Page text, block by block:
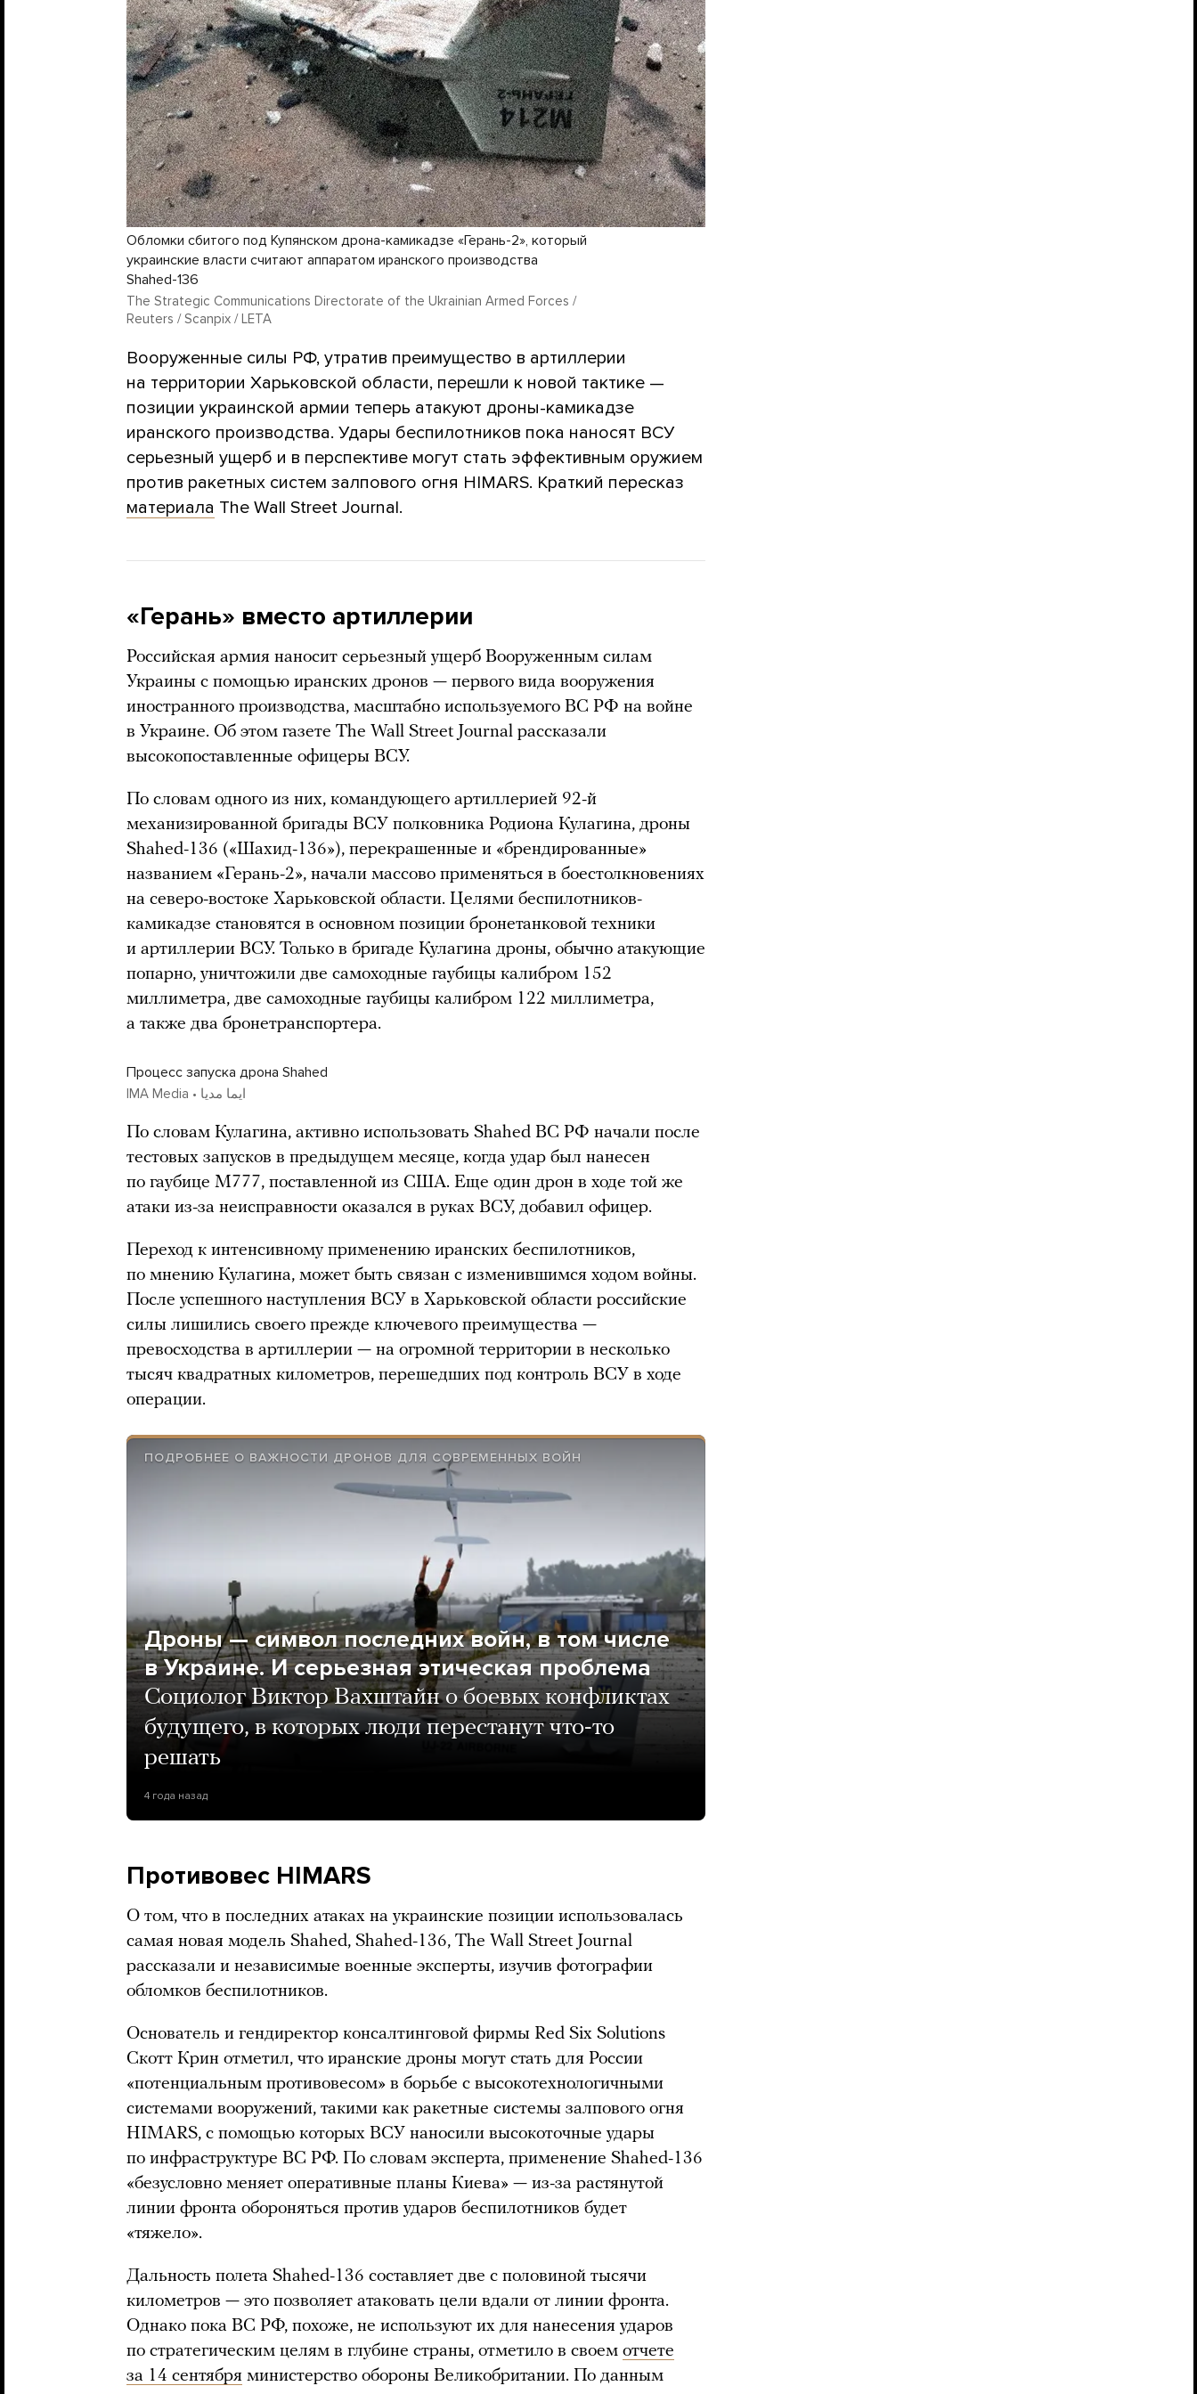
Обломки сбитого под Купянском дрона-камикадзе «Герань-2», который
украинские власти считают аппаратом иранского производства
Shahed-136
The Strategic Communications Directorate of the Ukrainian Armed Forces /
Reuters / Scanpix / LETA
Вооруженные силы РФ, утратив преимущество в артиллерии
на территории Харьковской области, перешли к новой тактике —
позиции украинской армии теперь атакуют дроны-камикадзе
иранского производства. Удары беспилотников пока наносят ВСУ
серьезный ущерб и в перспективе могут стать эффективным оружием
против ракетных систем залпового огня HIMARS. Краткий пересказ
материала The Wall Street Journal.
«Герань» вместо артиллерии
Российская армия наносит серьезный ущерб Вооруженным силам
Украины с помощью иранских дронов — первого вида вооружения
иностранного производства, масштабно используемого ВС РФ на войне
в Украине. Об этом газете The Wall Street Journal рассказали
высокопоставленные офицеры ВСУ.
По словам одного из них, командующего артиллерией 92-й
механизированной бригады ВСУ полковника Родиона Кулагина, дроны
Shahed-136 («Шахид-136»), перекрашенные и «брендированные»
названием «Герань-2», начали массово применяться в боестолкновениях
на северо-востоке Харьковской области. Целями беспилотников-
камикадзе становятся в основном позиции бронетанковой техники
и артиллерии ВСУ. Только в бригаде Кулагина дроны, обычно атакующие
попарно, уничтожили две самоходные гаубицы калибром 152
миллиметра, две самоходные гаубицы калибром 122 миллиметра,
а также два бронетранспортера.
Процесс запуска дрона Shahed
IMA Media • ایما مدیا
По словам Кулагина, активно использовать Shahed ВС РФ начали после
тестовых запусков в предыдущем месяце, когда удар был нанесен
по гаубице M777, поставленной из США. Еще один дрон в ходе той же
атаки из-за неисправности оказался в руках ВСУ, добавил офицер.
Переход к интенсивному применению иранских беспилотников,
по мнению Кулагина, может быть связан с изменившимся ходом войны.
После успешного наступления ВСУ в Харьковской области российские
силы лишились своего прежде ключевого преимущества —
превосходства в артиллерии — на огромной территории в несколько
тысяч квадратных километров, перешедших под контроль ВСУ в ходе
операции.
ПОДРОБНЕЕ О ВАЖНОСТИ ДРОНОВ ДЛЯ СОВРЕМЕННЫХ ВОЙН
Дроны — символ последних войн, в том числе
в Украине. И серьезная этическая проблема
Социолог Виктор Вахштайн о боевых конфликтах
будущего, в которых люди перестанут что-то
решать
4 года назад
Противовес HIMARS
О том, что в последних атаках на украинские позиции использовалась
самая новая модель Shahed, Shahed-136, The Wall Street Journal
рассказали и независимые военные эксперты, изучив фотографии
обломков беспилотников.
Основатель и гендиректор консалтинговой фирмы Red Six Solutions
Скотт Крин отметил, что иранские дроны могут стать для России
«потенциальным противовесом» в борьбе с высокотехнологичными
системами вооружений, такими как ракетные системы залпового огня
HIMARS, с помощью которых ВСУ наносили высокоточные удары
по инфраструктуре ВС РФ. По словам эксперта, применение Shahed-136
«безусловно меняет оперативные планы Киева» — из-за растянутой
линии фронта обороняться против ударов беспилотников будет
«тяжело».
Дальность полета Shahed-136 составляет две с половиной тысячи
километров — это позволяет атаковать цели вдали от линии фронта.
Однако пока ВС РФ, похоже, не используют их для нанесения ударов
по стратегическим целям в глубине страны, отметило в своем отчете
за 14 сентября министерство обороны Великобритании. По данным